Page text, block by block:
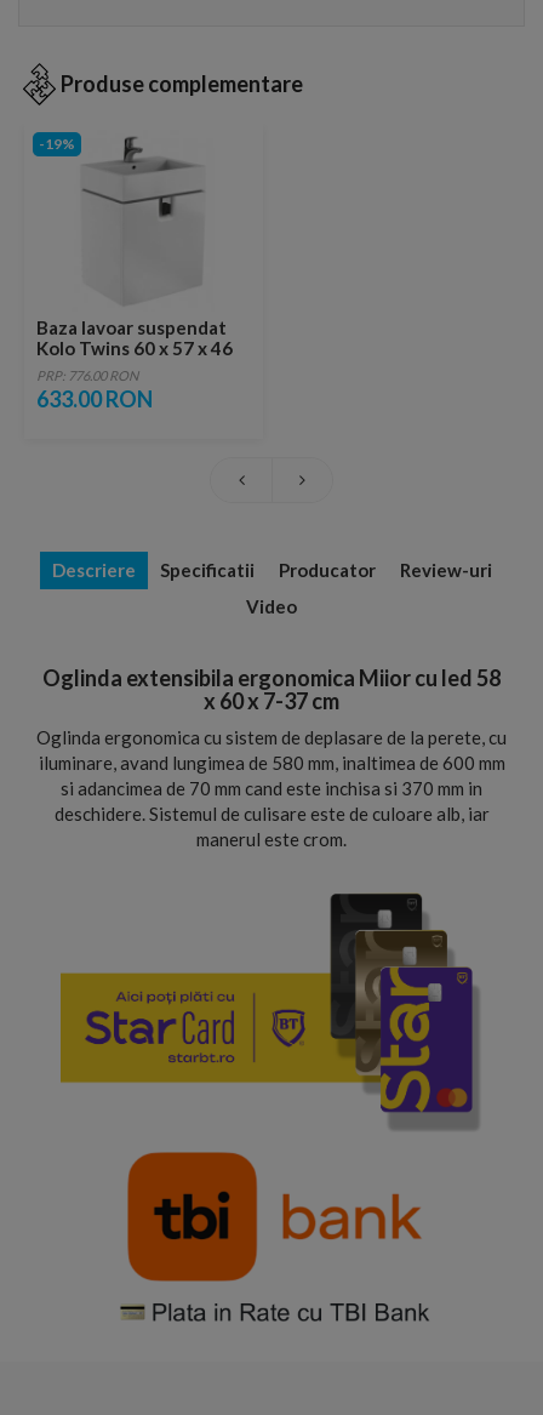
Produse complementare
-19%
Baza lavoar suspendat
Kolo Twins 60 x 57 x 46
cm
PRP: 776.00 RON
633.00 RON
Descriere Specificatii Producator
Review-uri
Video
Oglinda extensibila ergonomica Miior cu led 58
x 60 x 7-37 cm
Oglinda ergonomica cu sistem de deplasare de la perete, cu
iluminare, avand lungimea de 580 mm, inaltimea de 600 mm
si adancimea de 70 mm cand este inchisa si 370 mm in
deschidere. Sistemul de culisare este de culoare alb, iar
manerul este crom.